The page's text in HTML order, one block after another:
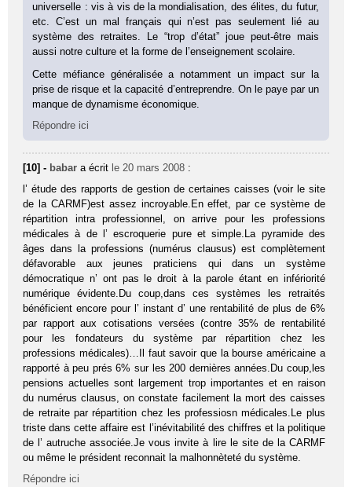
universelle : vis à vis de la mondialisation, des élites, du futur,
etc. C’est un mal français qui n’est pas seulement lié au
système des retraites. Le “trop d’état” joue peut-être mais
aussi notre culture et la forme de l’enseignement scolaire.
Cette méfiance généralisée a notamment un impact sur la
prise de risque et la capacité d’entreprendre. On le paye par un
manque de dynamisme économique.
Répondre ici
[10] - babar a écrit le 20 mars 2008 :
l’ étude des rapports de gestion de certaines caisses (voir le site
de la CARMF)est assez incroyable.En effet, par ce système de
répartition intra professionnel, on arrive pour les professions
médicales à de l’ escroquerie pure et simple.La pyramide des
âges dans la professions (numérus clausus) est complètement
défavorable aux jeunes praticiens qui dans un système
démocratique n’ ont pas le droit à la parole étant en infériorité
numérique évidente.Du coup,dans ces systèmes les retraités
bénéficient encore pour l’ instant d’ une rentabilité de plus de 6%
par rapport aux cotisations versées (contre 35% de rentabilité
pour les fondateurs du système par répartition chez les
professions médicales)…Il faut savoir que la bourse américaine a
rapporté à peu prés 6% sur les 200 dernières années.Du coup,les
pensions actuelles sont largement trop importantes et en raison
du numérus clausus, on constate facilement la mort des caisses
de retraite par répartition chez les professiosn médicales.Le plus
triste dans cette affaire est l’inévitabilité des chiffres et la politique
de l’ autruche associée.Je vous invite à lire le site de la CARMF
ou même le président reconnait la malhonnèteté du système.
Répondre ici